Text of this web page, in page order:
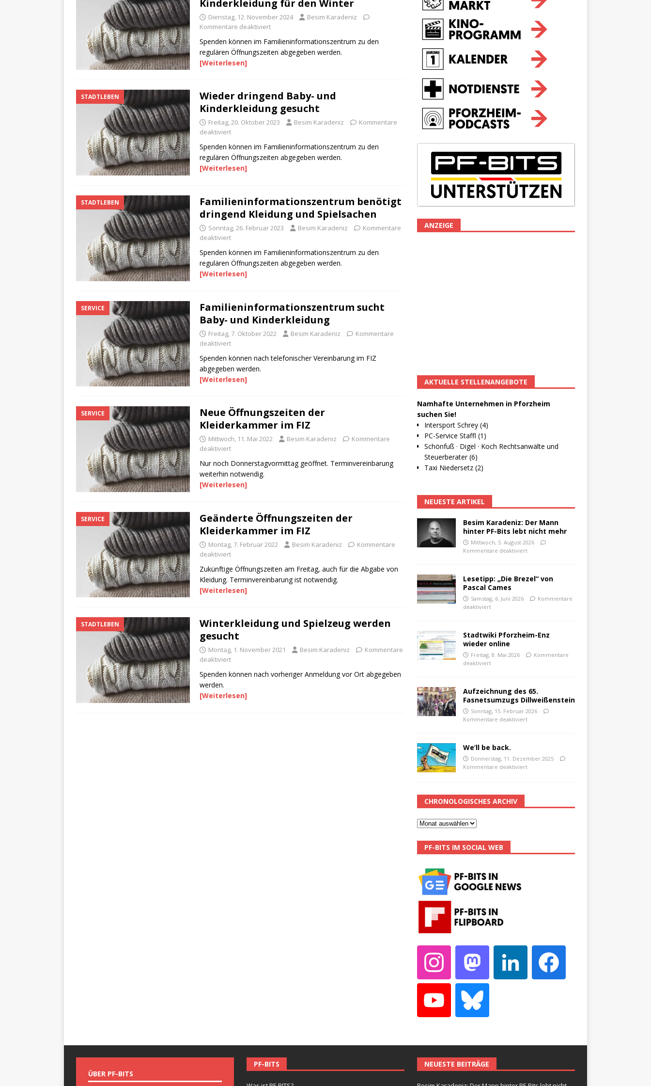
Kinderkleidung für den Winter
Dienstag, 12. November 2024
Besim Karadeniz
Kommentare deaktiviert
Spenden können im Familieninformationszentrum zu den
regulären Öffnungszeiten abgegeben werden.
[Weiterlesen]
STADTLEBEN
Wieder dringend Baby- und
Kinderkleidung gesucht
Freitag, 20. Oktober 2023 Besim Karadeniz
Kommentare
deaktiviert
Spenden können im Familieninformationszentrum zu den
regulären Öffnungszeiten abgegeben werden.
[Weiterlesen]
STADTLEBEN
Familieninformationszentrum benötigt
dringend Kleidung und Spielsachen
Sonntag, 26. Februar 2023 Besim Karadeniz
Kommentare
deaktiviert
Spenden können im Familieninformationszentrum zu den
regulären Öffnungszeiten abgegeben werden.
[Weiterlesen]
SERVICE
Familieninformationszentrum sucht
Baby- und Kinderkleidung
Freitag, 7. Oktober 2022 Besim Karadeniz
Kommentare
deaktiviert
Spenden können nach telefonischer Vereinbarung im FIZ
abgegeben werden.
[Weiterlesen]
SERVICE
Neue Öffnungszeiten der
Kleiderkammer im FIZ
Mittwoch, 11. Mai 2022 Besim Karadeniz
Kommentare
deaktiviert
Nur noch Donnerstagvormittag geöffnet. Terminvereinbarung
weiterhin notwendig.
[Weiterlesen]
SERVICE
Geänderte Öffnungszeiten der
Kleiderkammer im FIZ
Montag, 7. Februar 2022 Besim Karadeniz
Kommentare
deaktiviert
Zukünftige Öffnungszeiten am Freitag, auch für die Abgabe von
Kleidung. Terminvereinbarung ist notwendig.
[Weiterlesen]
STADTLEBEN
Winterkleidung und Spielzeug werden
gesucht
Montag, 1. November 2021 Besim Karadeniz
Kommentare
deaktiviert
Spenden können nach vorheriger Anmeldung vor Ort abgegeben
werden.
[Weiterlesen]
ANZEIGE
AKTUELLE STELLENANGEBOTE
Namhafte Unternehmen in Pforzheim
suchen Sie!
Intersport Schrey (4)
PC-Service Staffl (1)
Schönfuß · Digel · Koch Rechtsanwälte und
Steuerberater (6)
Taxi Niedersetz (2)
NEUESTE ARTIKEL
Besim Karadeniz: Der Mann
hinter PF-Bits lebt nicht mehr
Mittwoch, 5. August 2026
Kommentare deaktiviert
Lesetipp: „Die Brezel“ von
Pascal Cames
Samstag, 6. Juni 2026
Kommentare
deaktiviert
Stadtwiki Pforzheim-Enz
wieder online
Freitag, 8. Mai 2026
Kommentare
deaktiviert
Aufzeichnung des 65.
Fasnetsumzugs Dillweißenstein
Sonntag, 15. Februar 2026
Kommentare deaktiviert
We’ll be back.
Donnerstag, 11. Dezember 2025
Kommentare deaktiviert
CHRONOLOGISCHES ARCHIV
PF-BITS IM SOCIAL WEB
ÜBER PF-BITS
PF-BITS NEUESTE BEITRÄGE